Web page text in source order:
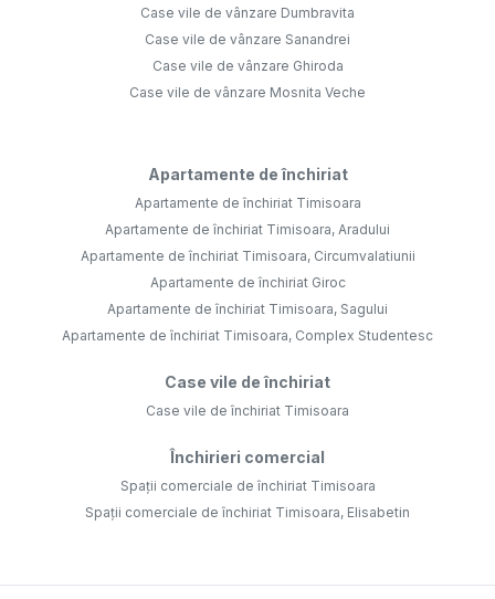
Case vile de vânzare Dumbravita
Case vile de vânzare Sanandrei
Case vile de vânzare Ghiroda
Case vile de vânzare Mosnita Veche
Apartamente de închiriat
Apartamente de închiriat Timisoara
Apartamente de închiriat Timisoara, Aradului
Apartamente de închiriat Timisoara, Circumvalatiunii
Apartamente de închiriat Giroc
Apartamente de închiriat Timisoara, Sagului
Apartamente de închiriat Timisoara, Complex Studentesc
Case vile de închiriat
Case vile de închiriat Timisoara
Închirieri comercial
Spații comerciale de închiriat Timisoara
Spații comerciale de închiriat Timisoara, Elisabetin